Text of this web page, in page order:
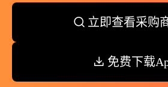
立即查看采购
免费下载